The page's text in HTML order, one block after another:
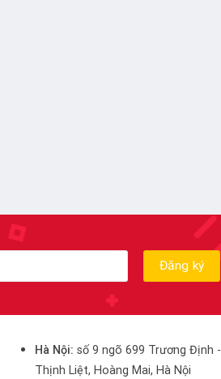
Hà Nội:số 9 ngõ 699 Trương Định -
Thịnh Liệt, Hoàng Mai, Hà Nội